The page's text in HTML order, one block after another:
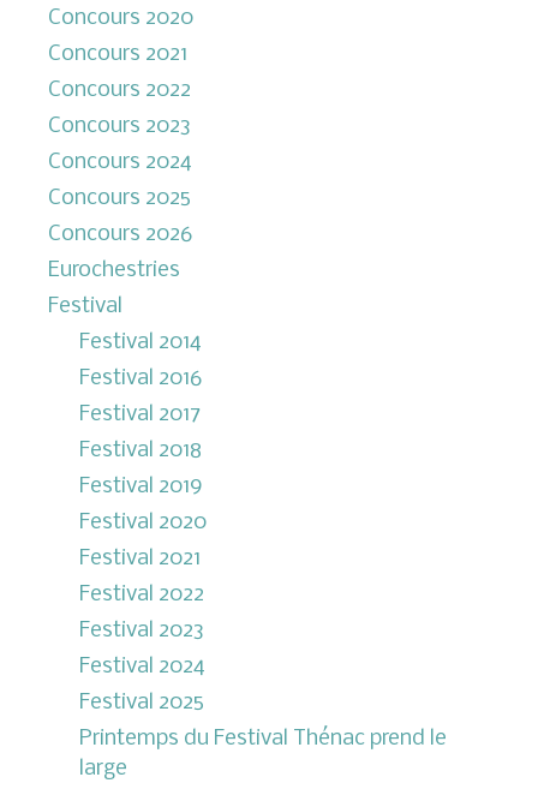
Concours 2020
Concours 2021
Concours 2022
Concours 2023
Concours 2024
Concours 2025
Concours 2026
Eurochestries
Festival
Festival 2014
Festival 2016
Festival 2017
Festival 2018
Festival 2019
Festival 2020
Festival 2021
Festival 2022
Festival 2023
Festival 2024
Festival 2025
Printemps du Festival Thénac prend le
large